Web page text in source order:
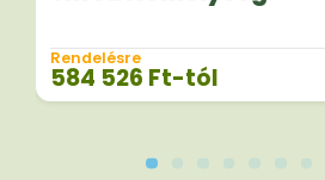
Rendelésre
584 526 Ft-tól